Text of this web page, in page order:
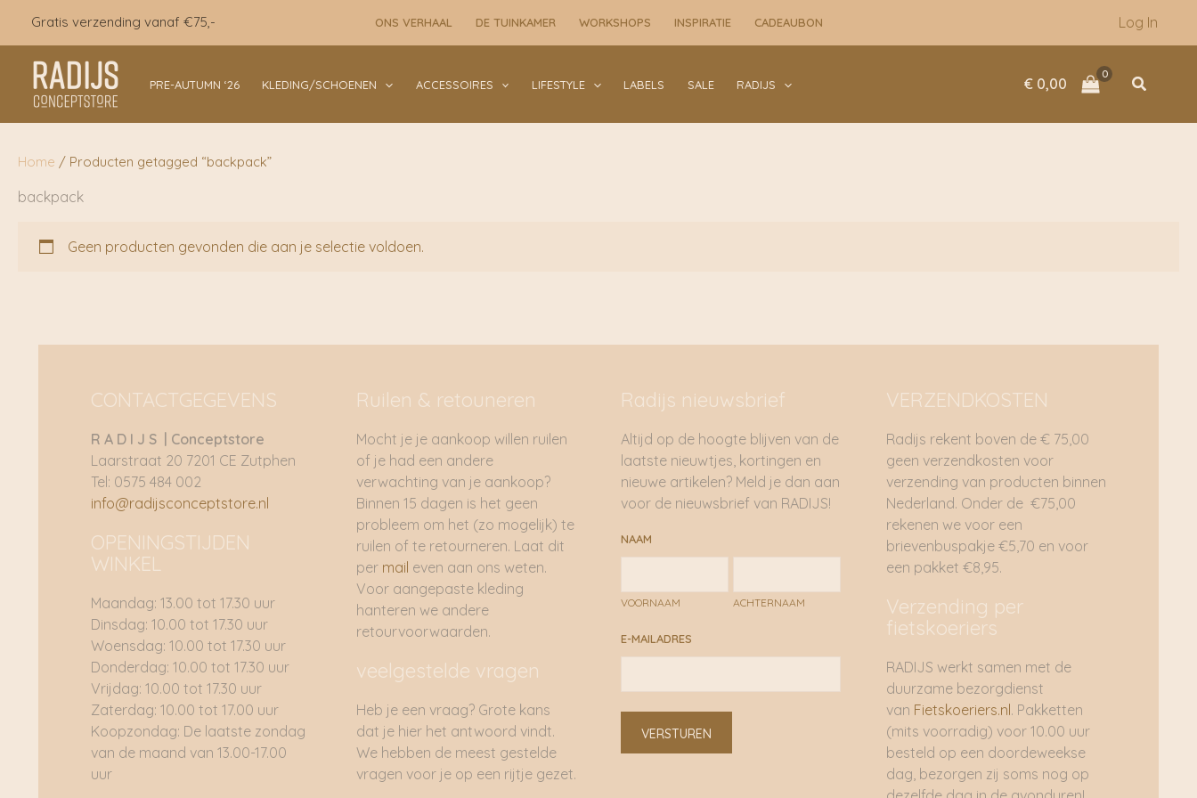
inhoud
Gratis verzending vanaf €75,- ONS VERHAAL DE TUINKAMER WORKSHOPS INSPIRATIE CADEAUBON Log In
PRE-AUTUMN ‘26 KLEDING/SCHOENEN ACCESSOIRES LIFESTYLE LABELS SALE RADIJS € 0,00 Zoeken
Home / Producten getagged “backpack”
backpack
Geen producten gevonden die aan je selectie voldoen.
CONTACTGEGEVENS
R A D I J S | Conceptstore
Laarstraat 20 7201 CE Zutphen
Tel: 0575 484 002
info@radijsconceptstore.nl
OPENINGSTIJDEN
WINKEL
Maandag: 13.00 tot 17.30 uur
Dinsdag: 10.00 tot 17.30 uur
Woensdag: 10.00 tot 17.30 uur
Donderdag: 10.00 tot 17.30 uur
Vrijdag: 10.00 tot 17.30 uur
Zaterdag: 10.00 tot 17.00 uur
Koopzondag: De laatste zondag
van de maand van 13.00-17.00
uur
Ruilen & retouneren
Mocht je je aankoop willen ruilen
of je had een andere
verwachting van je aankoop?
Binnen 15 dagen is het geen
probleem om het (zo mogelijk) te
ruilen of te retourneren. Laat dit
permail even aan ons weten.
Voor aangepaste kleding
hanteren we andere
retourvoorwaarden.
veelgestelde vragen
Heb je een vraag? Grote kans
dat je hier het antwoord vindt.
We hebben de meest gestelde
vragen voor je op een rijtje gezet.
Radijs nieuwsbrief
Altijd op de hoogte blijven van de
laatste nieuwtjes, kortingen en
nieuwe artikelen? Meld je dan aan
voor de nieuwsbrief van RADIJS!
NAAM
VOORNAAM ACHTERNAAM
E-MAILADRES
VERSTUREN
VERZENDKOSTEN
Radijs rekent boven de € 75,00
geen verzendkosten voor
verzending van producten binnen
Nederland. Onder de €75,00
rekenen we voor een
brievenbuspakje €5,70 en voor
een pakket €8,95.
Verzending per
fietskoeriers
RADIJS werkt samen met de
duurzame bezorgdienst
van Fietskoeriers.nl . Pakketten
(mits voorradig) voor 10.00 uur
besteld op een doordeweekse
dag, bezorgen zij soms nog op